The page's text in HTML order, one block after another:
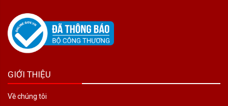
GIỚI THIỆU
Về chúng tôi